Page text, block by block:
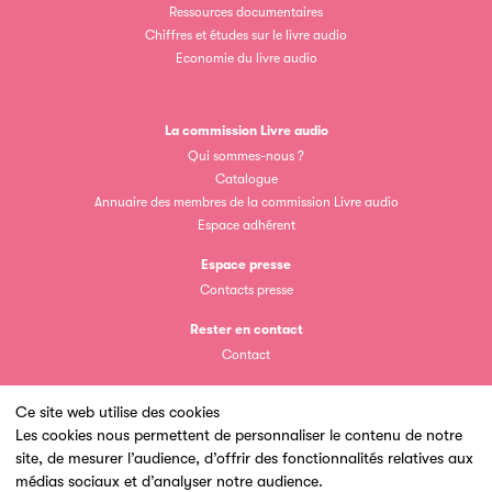
Ce site web utilise des cookies
Les cookies nous permettent de personnaliser le contenu de notre
site, de mesurer l’audience, d’offrir des fonctionnalités relatives aux
médias sociaux et d’analyser notre audience.
Ressources documentaires
Chiffres et études sur le livre audio
Economie du livre audio
La commission Livre audio
Qui sommes-nous ?
Catalogue
Annuaire des membres de la commission Livre audio
Espace adhérent
Espace presse
Contacts presse
Rester en contact
Contact
Un site du
Clic.EDIt, pour faciliter les échanges informatisés entre
Les petits champions de la lecture
Le jeu de lecture à voix haute gratuit et ouvert à tous les